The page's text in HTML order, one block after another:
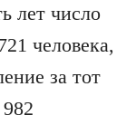
лет число
человека,
за тот